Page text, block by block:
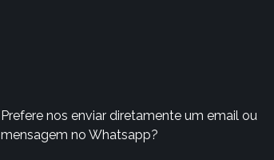
Prefere nos enviar diretamente um email ou
mensagem no Whatsapp?